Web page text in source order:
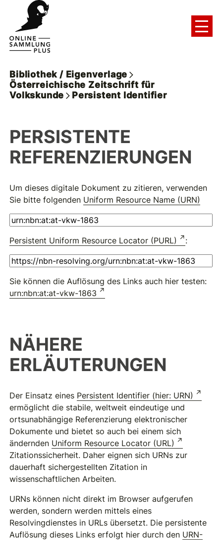
Bibliothek / Eigenverlage
Österreichische Zeitschrift für
Volkskunde
Persistent Identifier
PERSISTENTE
REFERENZIERUNGEN
Um dieses digitale Dokument zu zitieren, verwenden
Sie bitte folgenden Uniform Resource Name (URN)
Persistent Uniform Resource Locator (PURL) :
Sie können die Auflösung des Links auch hier testen:
urn:nbn:at:at-vkw-1863
NÄHERE
ERLÄUTERUNGEN
Der Einsatz eines Persistent Identifier (hier: URN)
ermöglicht die stabile, weltweit eindeutige und
ortsunabhängige Referenzierung elektronischer
Dokumente und bietet so auch bei einem sich
ändernden Uniform Resource Locator (URL)
Zitationssicherheit. Daher eignen sich URNs zur
dauerhaft sichergestellten Zitation in
wissenschaftlichen Arbeiten.
URNs können nicht direkt im Browser aufgerufen
werden, sondern werden mittels eines
Resolvingdienstes in URLs übersetzt. Die persistente
Auflösung dieses Links erfolgt hier durch den URN-